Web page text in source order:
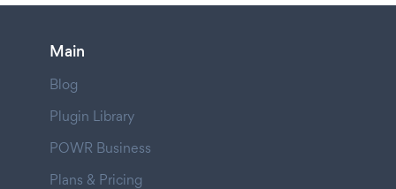
Main
Blog
Plugin Library
POWR Business
Plans & Pricing